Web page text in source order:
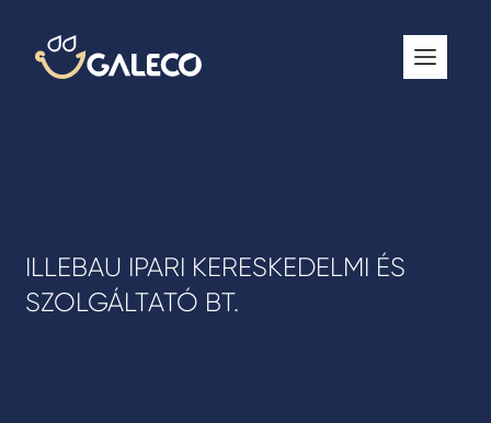
ILLEBAU IPARI KERESKEDELMI ÉS
SZOLGÁLTATÓ BT.
ROOFGUTTER CLASSIC
GALECO PVC ERESZCSATORNA RENDSZER